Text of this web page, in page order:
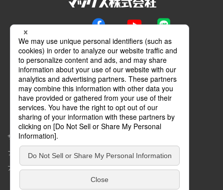
Facebook
YouTube LINE
メールマガジン
動画特設サイト
マイページ
サイトマップ
プライバシーポリシー
コミュニティガイドライン
アクセシビリティ